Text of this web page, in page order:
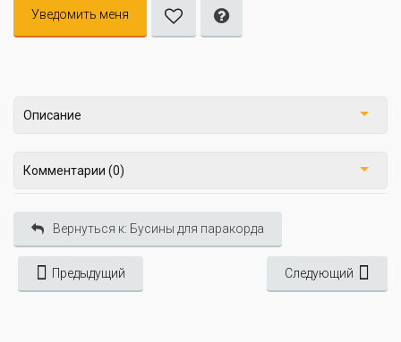
Уведомить меня
Описание
Комментарии (0)
Вернуться к: Бусины для паракорда
Предыдущий Следующий